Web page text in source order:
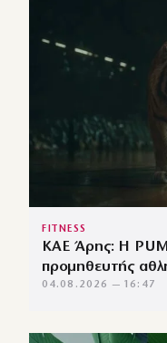
FITNESS
ΚΑΕ Άρης: Η
προμηθευτής
04.08.2026 — 16:47